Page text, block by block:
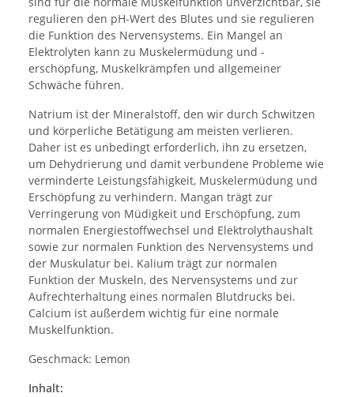
regulieren den pH-Wert des Blutes und sie regulieren
die Funktion des Nervensystems. Ein Mangel an
Elektrolyten kann zu Muskelermüdung und -
erschöpfung, Muskelkrämpfen und allgemeiner
Schwäche führen.
Natrium ist der Mineralstoff, den wir durch Schwitzen
und körperliche Betätigung am meisten verlieren.
Daher ist es unbedingt erforderlich, ihn zu ersetzen,
um Dehydrierung und damit verbundene Probleme wie
verminderte Leistungsfähigkeit, Muskelermüdung und
Erschöpfung zu verhindern. Mangan trägt zur
Verringerung von Müdigkeit und Erschöpfung, zum
normalen Energiestoffwechsel und Elektrolythaushalt
sowie zur normalen Funktion des Nervensystems und
der Muskulatur bei. Kalium trägt zur normalen
Funktion der Muskeln, des Nervensystems und zur
Aufrechterhaltung eines normalen Blutdrucks bei.
Calcium ist außerdem wichtig für eine normale
Muskelfunktion.
Geschmack: Lemon
Inhalt: